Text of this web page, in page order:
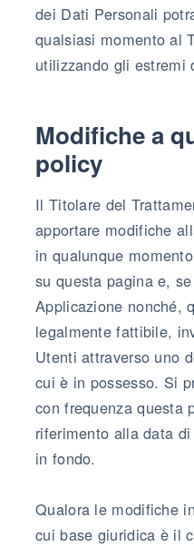
dei Dati Personali
qualsiasi momento al
utilizzando gli estremi
Modifiche a
policy
Il Titolare del
apportare modifiche
in qualunque
su questa pagina e,
Applicazione nonché,
legalmente fattibile,
Utenti attraverso uno
cui è in possesso. Si
con frequenza questa
riferimento alla data
in fondo.
Qualora le modifiche
cui base giuridica è il